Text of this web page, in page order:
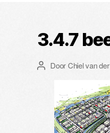
3.4.7
Berichtauteur
DoorChiel van